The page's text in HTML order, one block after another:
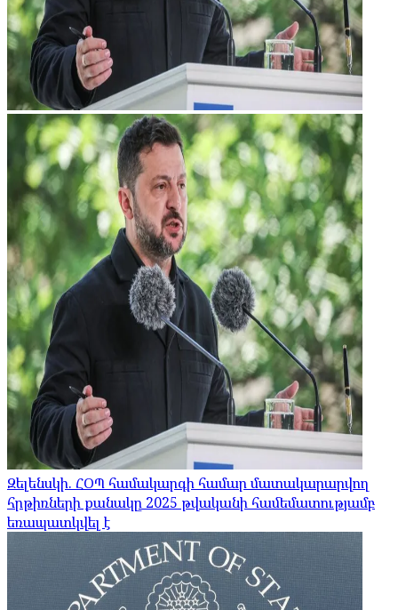
Զելենսկի. ՀՕՊ համակարգի համար մատակարարվող
հրթիռների քանակը 2025 թվականի համեմատությամբ
եռապատկվել է